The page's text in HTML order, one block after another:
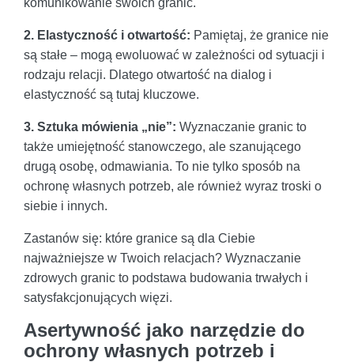
komunikowanie swoich granic.
2. Elastyczność i otwartość: Pamiętaj, że granice nie
są stałe – mogą ewoluować w zależności od sytuacji i
rodzaju relacji. Dlatego otwartość na dialog i
elastyczność są tutaj kluczowe.
3. Sztuka mówienia „nie”: Wyznaczanie granic to
także umiejętność stanowczego, ale szanującego
drugą osobę, odmawiania. To nie tylko sposób na
ochronę własnych potrzeb, ale również wyraz troski o
siebie i innych.
Zastanów się: które granice są dla Ciebie
najważniejsze w Twoich relacjach? Wyznaczanie
zdrowych granic to podstawa budowania trwałych i
satysfakcjonujących więzi.
Asertywność jako narzędzie do
ochrony własnych potrzeb i